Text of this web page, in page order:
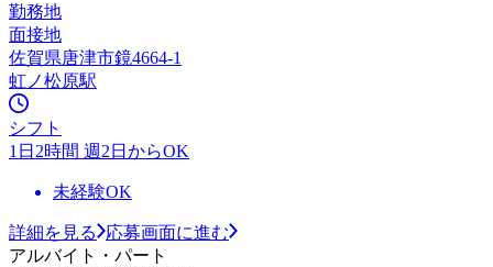
勤務地
面接地
佐賀県唐津市鏡4664-1
虹ノ松原駅
シフト
1日2時間 週2日からOK
未経験OK
詳細を見る
応募画面に進む
アルバイト・パート